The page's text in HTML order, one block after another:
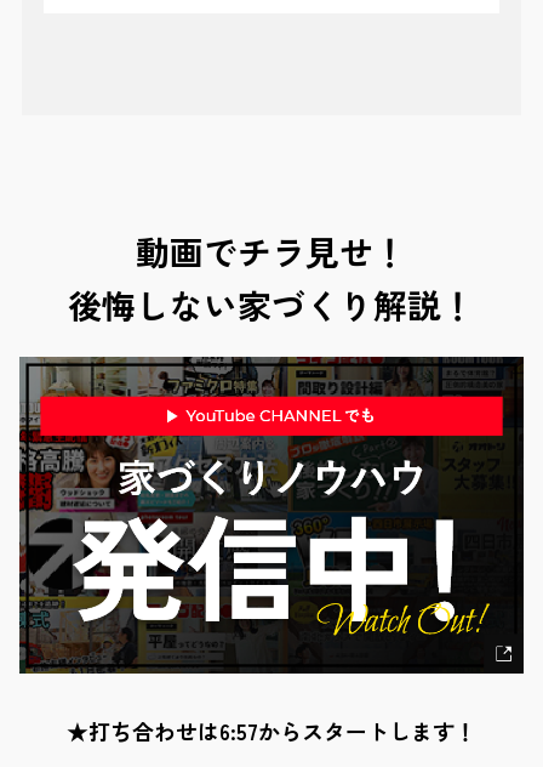
動画でチラ見せ！
後悔しない家づくり解説！
★打ち合わせは6:57からスタートします！